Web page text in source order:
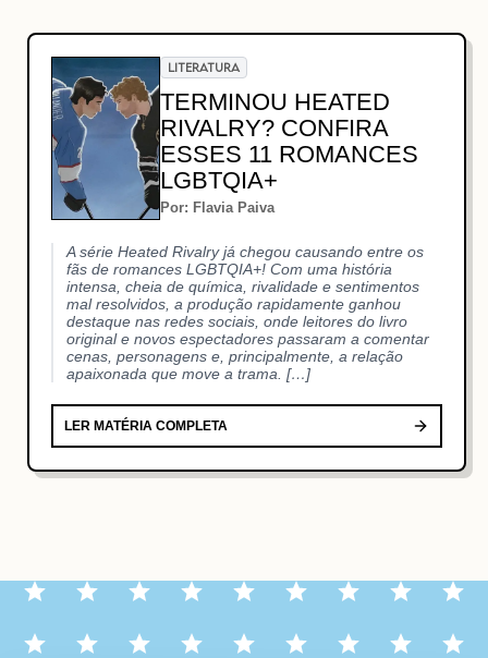
LITERATURA
TERMINOU HEATED
RIVALRY? CONFIRA
ESSES 11 ROMANCES
LGBTQIA+
Por: Flavia Paiva
A série Heated Rivalry já chegou causando entre os
fãs de romances LGBTQIA+! Com uma história
intensa, cheia de química, rivalidade e sentimentos
mal resolvidos, a produção rapidamente ganhou
destaque nas redes sociais, onde leitores do livro
original e novos espectadores passaram a comentar
cenas, personagens e, principalmente, a relação
apaixonada que move a trama. […]
LER MATÉRIA COMPLETA